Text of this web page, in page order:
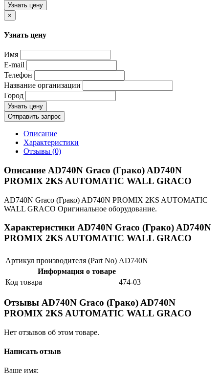
Узнать цену
×
Узнать цену
Имя
E-mail
Телефон
Название организации
Город
Узнать цену
Отправить запрос
Описание
Характеристики
Отзывы (0)
Описание AD740N Graco (Грако) AD740N
PROMIX 2KS AUTOMATIC WALL GRACO
AD740N Graco (Грако) AD740N PROMIX 2KS AUTOMATIC
WALL GRACO Оригинальное оборудование.
Характеристики AD740N Graco (Грако) AD740N
PROMIX 2KS AUTOMATIC WALL GRACO
Артикул производителя (Part No) AD740N
Информация о товаре
Код товара
474-03
Отзывы AD740N Graco (Грако) AD740N
PROMIX 2KS AUTOMATIC WALL GRACO
Нет отзывов об этом товаре.
Написать отзыв
Ваше имя: